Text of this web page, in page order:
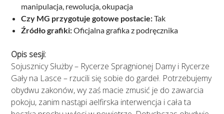
manipulacja, rewolucja, okupacja
Czy MG przygotuje gotowe postacie:Tak
Źródło grafiki:Oficjalna grafika z podręcznika
Opis sesji:
Sojusznicy Służby – Rycerze Spragnionej Damy i Rycerze
Gały na Lasce – rzucili się sobie do gardeł. Potrzebujemy
obydwu zakonów, wy zaś macie zmusić je do zawarcia
pokoju, zanim nastąpi aelfirska interwencja i cała ta